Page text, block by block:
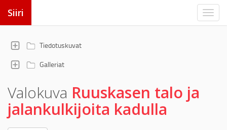
Siiri
Tiedotuskuvat
Galleriat
Valokuva Ruuskasen talo ja
jalankulkijoita kadulla